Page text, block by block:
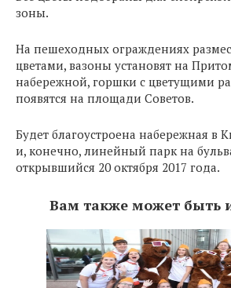
зоны.
На пешеходных ограждениях
цветами, вазоны установят на
набережной, горшки с цветущими
появятся на площади Советов.
Будет благоустроена набережная в
и, конечно, линейный парк на
открывшийся 20 октября 2017 года.
Вам также может быть